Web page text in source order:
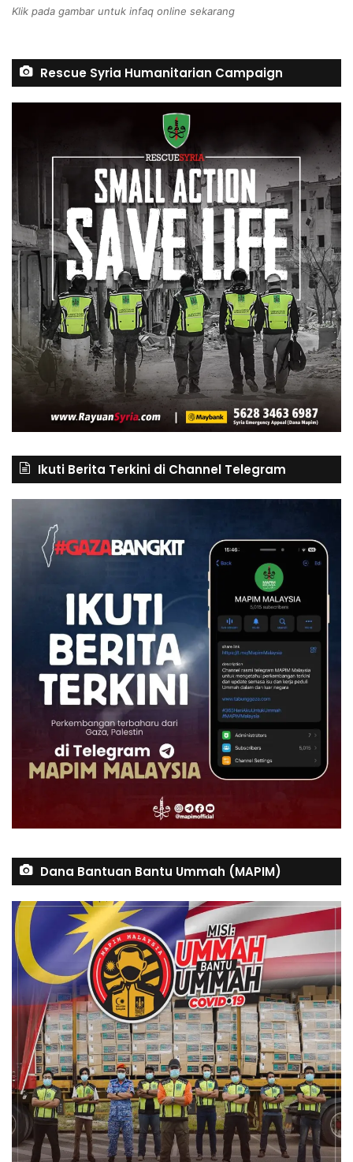
Klik pada gambar untuk infaq online sekarang
Rescue Syria Humanitarian Campaign
Ikuti Berita Terkini di Channel Telegram
Dana Bantuan Bantu Ummah (MAPIM)